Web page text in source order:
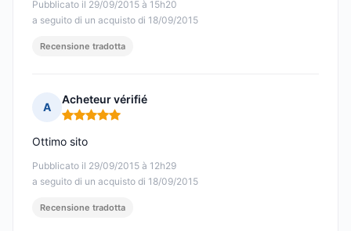
Pubblicato il 29/09/2015 à 15h20
a seguito di un acquisto di 18/09/2015
Recensione tradotta
A
Acheteur vérifié
Nota: 5 su 5
Pubblicato il 29/09/2015 à 12h29
a seguito di un acquisto di 18/09/2015
Ottimo sito
Recensione tradotta